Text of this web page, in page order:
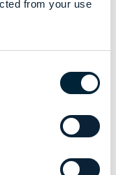
from your use
gebied van
en vol